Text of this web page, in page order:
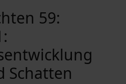
59:
Schatten